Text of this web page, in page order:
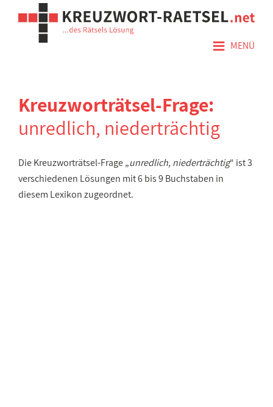
≡ MENÜ
Kreuzworträtsel-Frage:
unredlich, niederträchtig
Die Kreuzworträtsel-Frage „unredlich, niederträchtig“ ist 3
verschiedenen Lösungen mit 6 bis 9 Buchstaben in
diesem Lexikon zugeordnet.